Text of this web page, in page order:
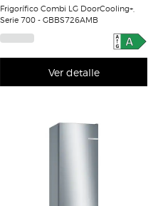
Frigorífico Combi LG DoorCooling+,
Serie 700 - GBBS726AMB
Ver detalle